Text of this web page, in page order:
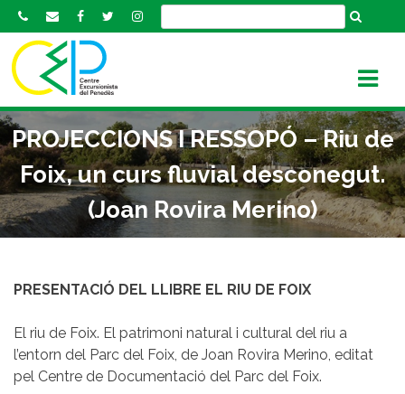
k
o
c
o
n
t
e
PROJECCIONS I RESSOPÓ – Riu de
Foix, un curs fluvial desconegut.
(Joan Rovira Merino)
PRESENTACIÓ DEL LLIBRE EL RIU DE FOIX
El riu de Foix. El patrimoni natural i cultural del riu a
l’entorn del Parc del Foix, de Joan Rovira Merino, editat
pel Centre de Documentació del Parc del Foix.